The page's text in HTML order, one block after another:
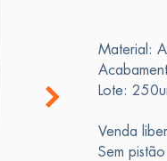
Material:
Lote:
Venda
Sem pistão